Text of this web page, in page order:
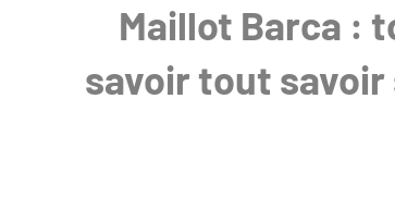
Maillot Barca :
savoir tout